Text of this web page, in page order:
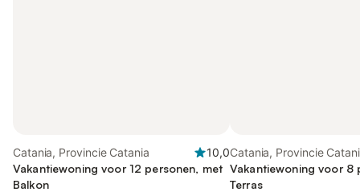
Catania, Provincie Catania
10,0
Vakantiewoning voor 12 personen, met
Balkon
Catania, Provincie
Vakantiewoning voor 8
Terras